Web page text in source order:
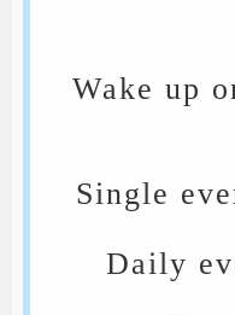
Wake up
Single
Daily